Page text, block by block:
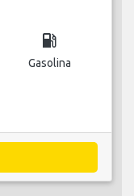
local_gas_station
Gasolina